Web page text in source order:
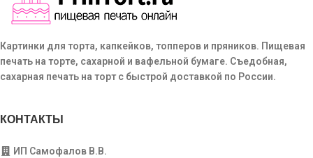
Картинки для торта, капкейков, топперов и пряников. Пищевая
печать на торте, сахарной и вафельной бумаге. Съедобная,
сахарная печать на торт с быстрой доставкой по России.
КОНТАКТЫ
ИП Самофалов В.В.